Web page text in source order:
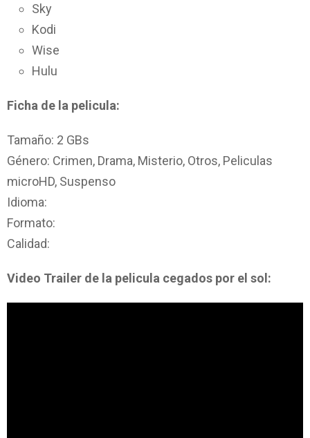
Sky
Kodi
Wise
Hulu
Ficha de la pelicula:
Tamaño: 2 GBs
Género: Crimen, Drama, Misterio, Otros, Peliculas
microHD, Suspenso
Idioma:
Formato:
Calidad:
Video Trailer de la pelicula cegados por el sol: